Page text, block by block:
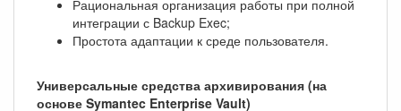
Рациональная организация работы при полной
интеграции с Backup Exec;
Простота адаптации к среде пользователя.
Универсальные средства архивирования (на
основе Symantec Enterprise Vault)